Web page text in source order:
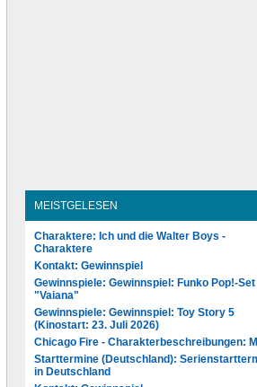
MEISTGELESEN
Charaktere: Ich und die Walter Boys -
Charaktere
Kontakt: Gewinnspiel
Gewinnspiele: Gewinnspiel: Funko Pop!-Set
"Vaiana"
Gewinnspiele: Gewinnspiel: Toy Story 5
(Kinostart: 23. Juli 2026)
Chicago Fire - Charakterbeschreibungen:
Starttermine (Deutschland):
in Deutschland